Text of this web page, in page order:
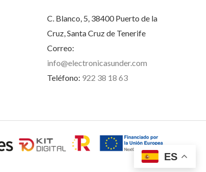
C. Blanco, 5, 38400 Puerto de la
Cruz, Santa Cruz de Tenerife
Correo:
info@electronicasunder.com
Teléfono: 922 38 18 63
ES